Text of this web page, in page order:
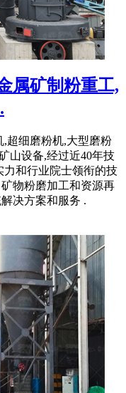
属矿制粉重工,
超细磨粉机,大型磨粉
山设备,经过近40年技
和行业院士领衔的技
物粉磨加工和资源再
决方案和服务 .